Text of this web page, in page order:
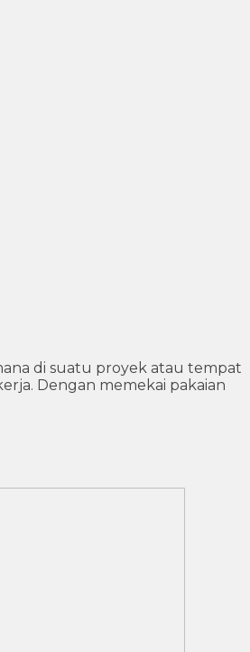
di suatu proyek atau tempat
Dengan memekai pakaian